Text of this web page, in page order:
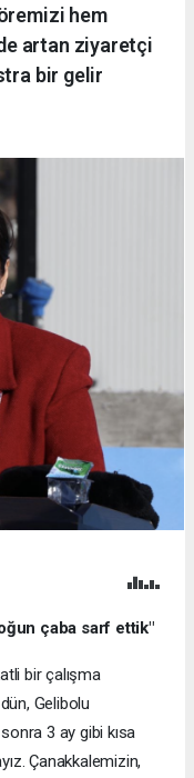
hem
artan ziyaretçi
bir gelir
çaba sarf ettik"
bir çalışma
Gelibolu
3 ay gibi kısa
Çanakkalemizin,